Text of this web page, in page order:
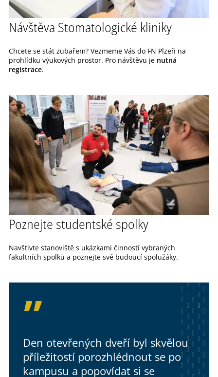
Návštěva Stomatologické kliniky
Chcete se stát zubařem? Vezmeme Vás do FN Plzeň na
prohlídku výukových prostor. Pro návštěvu je nutná
registrace.
Poznejte studentské spolky
Navštivte stanoviště s ukázkami činností vybraných
fakultních spolků a poznejte své budoucí spolužáky.
Den otevřených dveří byl skvělou
příležitostí porozhlédnout se po
kampusu a popovídat si se